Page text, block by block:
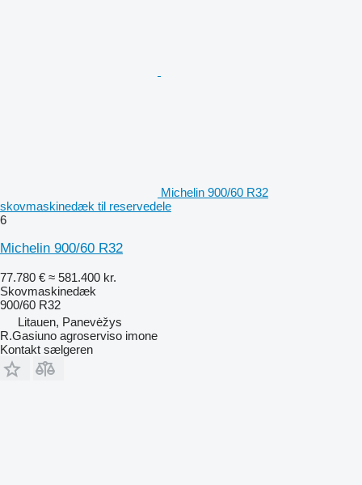
Michelin 900/60 R32
skovmaskinedæk til reservedele
6
Michelin 900/60 R32
77.780 € ≈ 581.400 kr.
Skovmaskinedæk
900/60 R32
Litauen, Panevėžys
R.Gasiuno agroserviso imone
Kontakt sælgeren